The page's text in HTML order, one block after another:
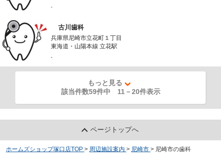
-
古川歯科
兵庫県尼崎市立花町１丁目
東海道・山陽本線 立花駅
-
もっと見る
該当件数59件中 11 －20件表示
ページトップへ
ホームズショップ塚口店TOP > 周辺施設案内 > 尼崎市 > 尼崎市の歯科